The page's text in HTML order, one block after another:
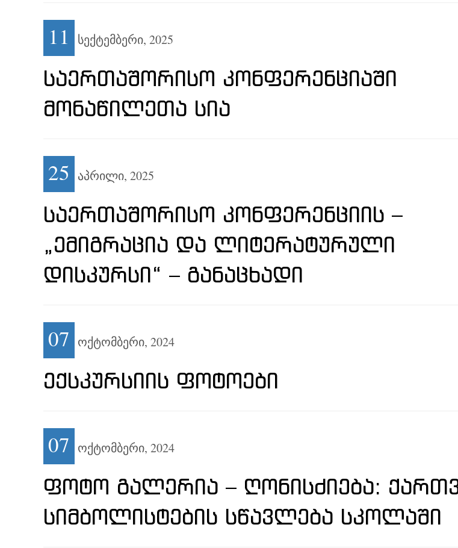
11 სექტემბერი, 2025
ᲡᲐᲔᲠᲗᲐᲨᲝᲠᲘᲡᲝ ᲙᲝᲜᲤᲔᲠᲔᲜᲪᲘᲐᲨᲘ
ᲛᲝᲜᲐᲬᲘᲚᲔᲗᲐ ᲡᲘᲐ
25 აპრილი, 2025
ᲡᲐᲔᲠᲗᲐᲨᲝᲠᲘᲡᲝ ᲙᲝᲜᲤᲔᲠᲔᲜᲪᲘᲘᲡ –
„ᲔᲛᲘᲒᲠᲐᲪᲘᲐ ᲓᲐ ᲚᲘᲢᲔᲠᲐᲢᲣᲠᲣᲚᲘ
ᲓᲘᲡᲙᲣᲠᲡᲘ“ – ᲒᲐᲜᲐᲪᲮᲐᲓᲘ
07 ოქტომბერი, 2024
ᲔᲥᲡᲙᲣᲠᲡᲘᲘᲡ ᲤᲝᲢᲝᲔᲑᲘ
07 ოქტომბერი, 2024
ᲤᲝᲢᲝ ᲒᲐᲚᲔᲠᲘᲐ – ᲦᲝᲜᲘᲡᲫᲘᲔᲑᲐ:
ᲡᲘᲛᲑᲝᲚᲘᲡᲢᲔᲑᲘᲡ ᲡᲬᲐᲕᲚᲔᲑᲐ ᲡᲙᲝᲚᲐᲨᲘ